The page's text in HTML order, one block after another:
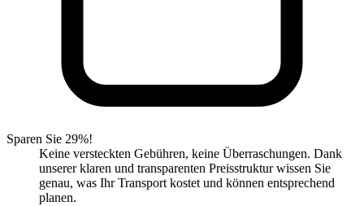
Sparen Sie 29%!
Keine versteckten Gebühren, keine Überraschungen. Dank
unserer klaren und transparenten Preisstruktur wissen Sie
genau, was Ihr Transport kostet und können entsprechend
planen.